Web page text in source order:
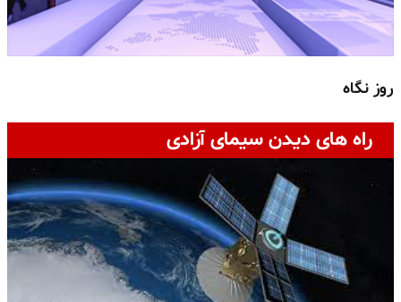
روز نگاه
راه های دیدن سیمای آزادی